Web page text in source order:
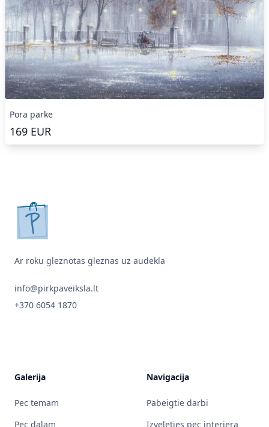
Pora parke
169 EUR
pirkpaveiksla.lt
Ar roku gleznotas gleznas uz audekla
info@pirkpaveiksla.lt
+370 6054 1870
Galerija
Pec temam
Pec dalam
Navigacija
Pabeigtie darbi
Izveleties pec interjera